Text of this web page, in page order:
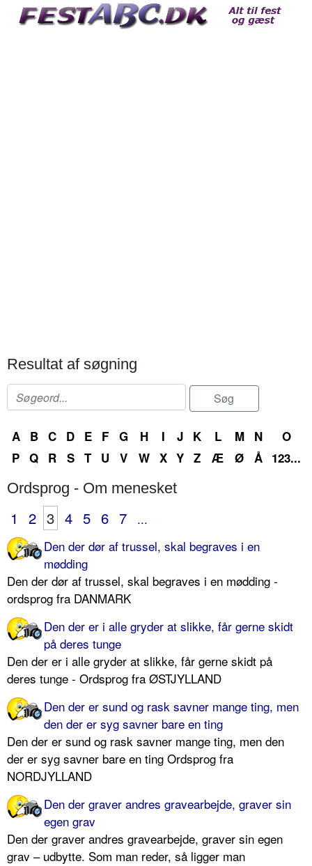
Resultat af søgning
A B C D E F G H I J K L M N
O
P Q R S T U V W X Y Z Æ Ø Å 123...
Ordsprog - Om menesket
1 2 3 4 5 6 7
...
Den der dør af trussel, skal begraves i en
mødding
Den der dør af trussel, skal begraves i en mødding -
ordsprog fra DANMARK
Den der er i alle gryder at slikke, får gerne skidt
på deres tunge
Den der er i alle gryder at slikke, får gerne skidt på
deres tunge - Ordsprog fra ØSTJYLLAND
Den der er sund og rask savner mange ting, men
den der er syg savner bare en ting
Den der er sund og rask savner mange ting, men den
der er syg savner bare en ting Ordsprog fra
NORDJYLLAND
Den der graver andres gravearbejde, graver sin
egen grav
Den der graver andres gravearbejde, graver sin egen
grav – udbytte. Som man reder, så ligger man